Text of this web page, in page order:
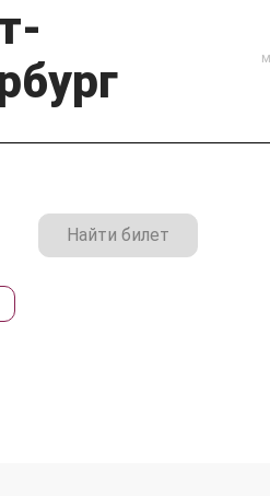
Найти билет